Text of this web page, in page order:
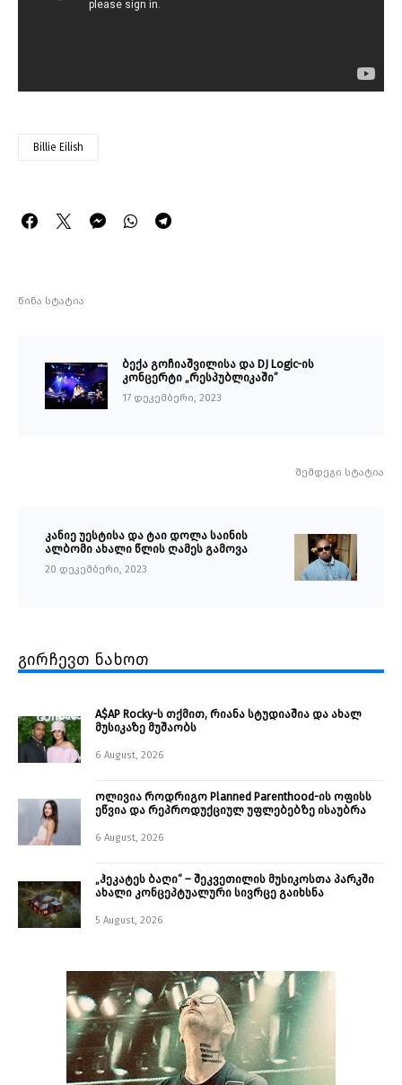
Billie Eilish
წინა სტატია
ბექა გოჩიაშვილისა და DJ Logic-ის
კონცერტი „რესპუბლიკაში”
17 დეკემბერი, 2023
შემდეგი სტატია
კანიე უესტისა და ტაი დოლა საინის
ალბომი ახალი წლის ღამეს გამოვა
20 დეკემბერი, 2023
გირჩევთ ნახოთ
A$AP Rocky-ს თქმით, რიანა სტუდიაშია და ახალ
მუსიკაზე მუშაობს
6 August, 2026
ოლივია როდრიგო Planned Parenthood-ის ოფისს
ეწვია და რეპროდუქციულ უფლებებზე ისაუბრა
6 August, 2026
„ჰეკატეს ბაღი“ – შეკვეთილის მუსიკოსთა პარკში
ახალი კონცეპტუალური სივრცე გაიხსნა ￼
5 August, 2026